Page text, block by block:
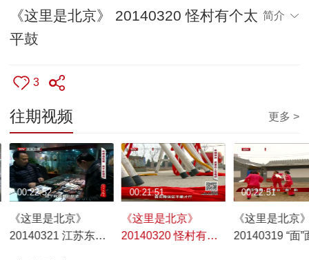
《这里是北京》 20140320 怪村有个太
平鼓
简介
3
往期视频 更多 >
《这里是北京》
20140321 江苏东海
00:22:52
《这里是北京》
20140320 怪村有个
00:21:51
《这里是北京
20140319 “面”
00:22:51